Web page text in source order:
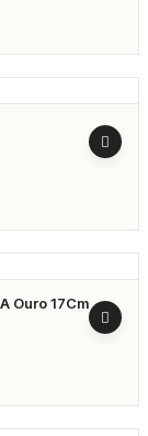
Ouro 17Cm